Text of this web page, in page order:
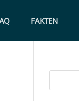
FAKTEN